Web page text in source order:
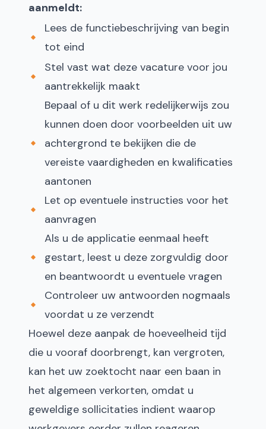
aanmeldt:
Lees de functiebeschrijving van begin
tot eind
Stel vast wat deze vacature voor jou
aantrekkelijk maakt
Bepaal of u dit werk redelijkerwijs zou
kunnen doen door voorbeelden uit uw
achtergrond te bekijken die de
vereiste vaardigheden en kwalificaties
aantonen
Let op eventuele instructies voor het
aanvragen
Als u de applicatie eenmaal heeft
gestart, leest u deze zorgvuldig door
en beantwoordt u eventuele vragen
Controleer uw antwoorden nogmaals
voordat u ze verzendt
Hoewel deze aanpak de hoeveelheid tijd
die u vooraf doorbrengt, kan vergroten,
kan het uw zoektocht naar een baan in
het algemeen verkorten, omdat u
geweldige sollicitaties indient waarop